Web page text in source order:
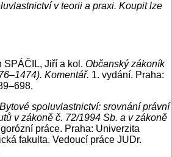
v teorii a praxi. Koupit lze
SPÁČIL, Jiří a kol. Občanský zákoník
Komentář. 1. vydání. Praha:
Bytové spoluvlastnictví: srovnání právní
v zákoně č. 72/1994 Sb. a v zákoně
práce. Praha: Univerzita
fakulta. Vedoucí práce JUDr.